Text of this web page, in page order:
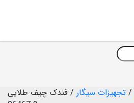
/ تجهیزات سیگار / فندک چیف طلایی